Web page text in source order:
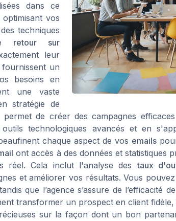
dans ce
vos
techniques
retour sur
leur
un
besoins en
une vaste
stratégie de
de créer des campagnes
technologiques avancés et en
chaque aspect de vos emails
ont accès à des données et statistiques
réel. Cela inclut l'analyse destaux
et améliorer vos résultats. Vous
que l’agence s’assure de l’efficacité
transformer un prospect en client fidèle,
sur la façon dont un bon